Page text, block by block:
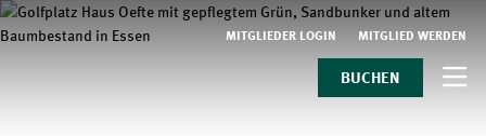
MITGLIEDER LOGIN MITGLIED WERDEN
BUCHEN